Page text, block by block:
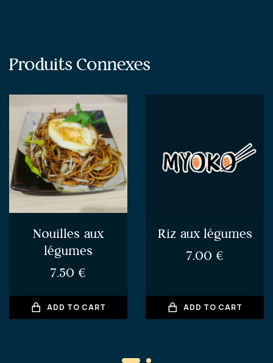
Produits Connexes
Nouilles aux
légumes
7.50 €
ADD TO CART
Riz aux légumes
7.00 €
ADD TO CART